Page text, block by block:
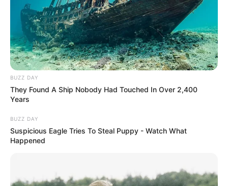
BUZZ DAY
They Found A Ship Nobody Had Touched In Over 2,400
Years
BUZZ DAY
Suspicious Eagle Tries To Steal Puppy - Watch What
Happened